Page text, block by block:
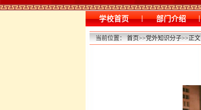
学校首页 | 部门介绍 |
当前位置：首页>>党外知识分子>>正文